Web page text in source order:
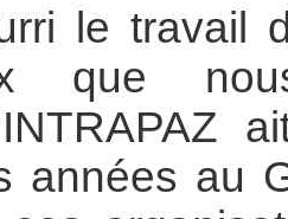
le travail
que
années au